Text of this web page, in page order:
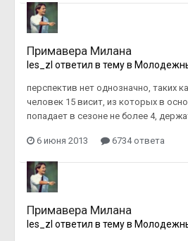
Примавера Милана
les_zl ответил в тему в
перспектив нет однозначно, таких
человек 15 висит, из которых в
попадает в сезоне не более 4,
6 июня 2013 6734 ответа
Примавера Милана
les_zl ответил в тему в